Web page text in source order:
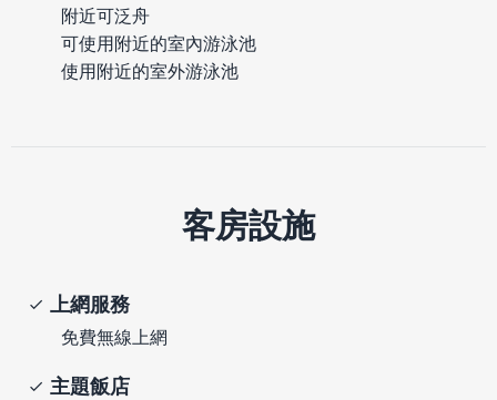
附近可泛舟
可使用附近的室內游泳池
使用附近的室外游泳池
客房設施
上網服務
免費無線上網
主題飯店